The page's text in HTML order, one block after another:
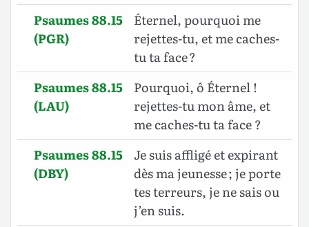
Psaumes 88.15
(PGR)
Éternel, pourquoi me
rejettes-tu, et me caches-
tu ta face ?
Psaumes 88.15
(LAU)
Pourquoi, ô Éternel !
rejettes-tu mon âme, et
me caches-tu ta face ?
Psaumes 88.15
(DBY)
Je suis affligé et expirant
dès ma jeunesse ; je porte
tes terreurs, je ne sais ou
j’en suis.